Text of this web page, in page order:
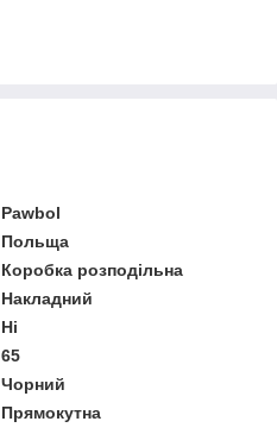
Pawbol
Польща
Коробка розподільна
Накладний
Ні
65
Чорний
Прямокутна